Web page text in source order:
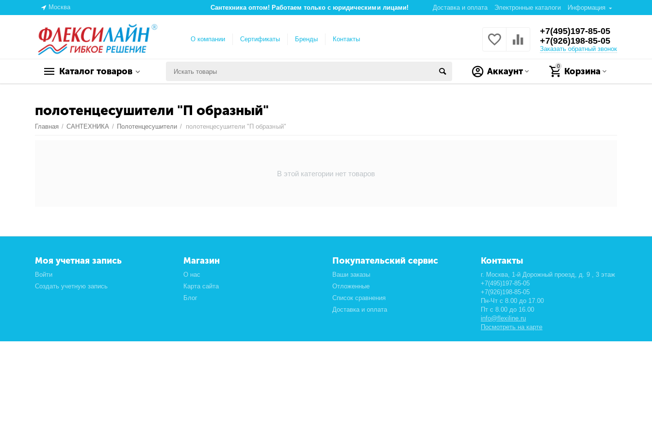
Москва Доставка и оплата Электронные каталоги Информация
Сантехника оптом! Работаем только с юридическими лицами!
О компании Сертификаты Бренды Контакты
+7(495)197-85-05
+7(926)198-85-05
Заказать обратный звонок
Каталог товаров
0
Корзина
Аккаунт
полотенцесушители "П образный"
Главная / САНТЕХНИКА / Полотенцесушители / полотенцесушители "П образный"
В этой категории нет товаров
Моя учетная запись
Войти
Создать учетную запись
Магазин
О нас
Карта сайта
Блог
Покупательский сервис
Ваши заказы
Отложенные
Список сравнения
Доставка и оплата
Контакты
г. Москва, 1-й Дорожный проезд, д. 9 , 3 этаж
+7(495)197-85-05
+7(926)198-85-05
Пн-Чт с 8.00 до 17.00
Пт с 8.00 до 16.00
info@flexiline.ru
Посмотреть на карте